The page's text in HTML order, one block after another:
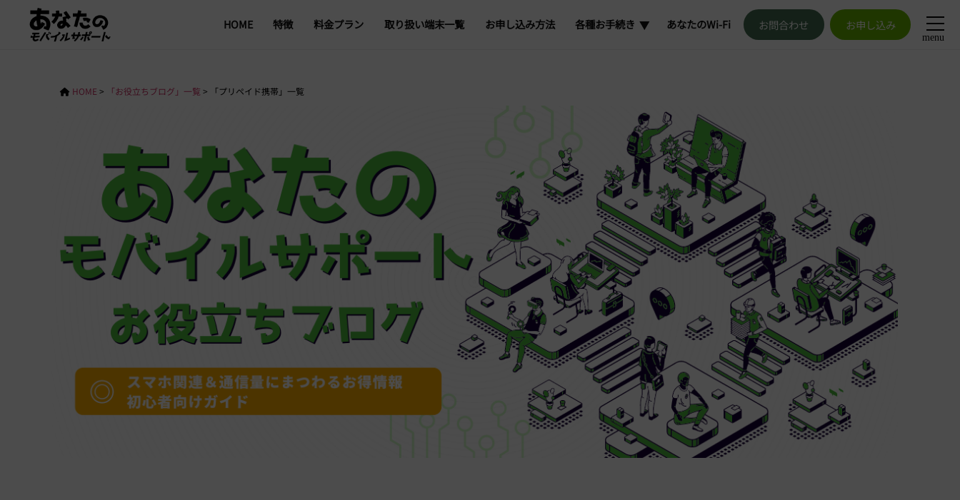
menu
HOME 特徴 料金プラン 取り扱い端末一覧 お申し込み方法 各種お手続き
登録情報の変更
オプション追加・解約
回線一時停止・再発行
5G・4G回線切替申請
解約・転出
あなたのWi-Fi お問合わせ お申し込み
HOME > 「お役立ちブログ」一覧 > 「プリペイド携帯」一覧